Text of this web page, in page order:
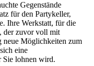
Gegenstände
für den Partykeller,
Ihre Werkstatt, für die
der zuvor voll mit
neue Möglichkeiten zum
eine
Sie lohnen wird.
und Erfahrungen zu
Die Rümpel Crew